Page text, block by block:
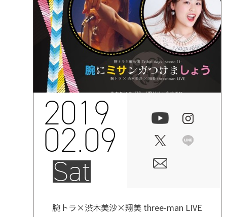
2019
02.09
Sat
腕トラ×渋木美沙×翔美 three-man LIVE